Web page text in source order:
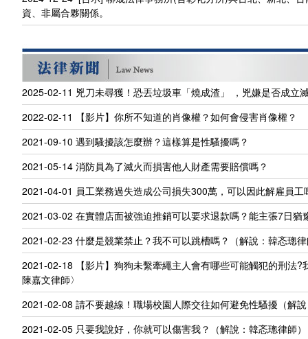
資、非屬合夥關係。
2025-02-11 兇刀未尋獲！恐丟垃圾車「燒成渣」 ，兇嫌是否成立
2022-02-11
【影片】你所不知道的肖像權？如何會侵害肖像權？
2021-09-10 遇到騷擾該怎麼辦？這樣算是性騷擾嗎？
2021-05-14 消防員為了滅火而損害他人財產需要賠償嗎？
2021-04-01 員工業務過失造成公司損失300萬，可以因此解雇員
2021-03-02 在實體店面被強迫推銷可以要求退款嗎？能主張7日猶
2021-02-23 什麼是競業禁止？我不可以跳槽嗎？（解說：韓忞璁
2021-02-18
【影片】狗狗未繫牽繩主人會有哪些可能觸犯的刑法
陳嘉文律師〉
2021-02-08 請不要越線！職場校園人際交往如何避免性騷擾（解
2021-02-05 只要我說好，你就可以傷害我？（解說：韓忞璁律師）